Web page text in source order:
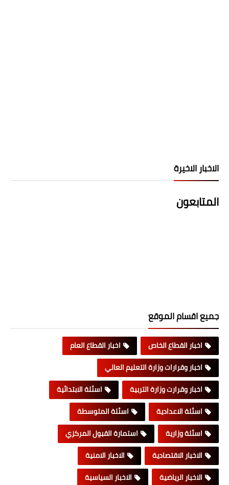
الاخبار الاخيرة
المتابعون
جميع اقسام الموقع
اخبار القطاع الخاص
اخبار القطاع العام
اخبار وقرارات وزارة التعليم العالي
اخبار وقرارت وزارة التربية
اسئلة الابتدائية
اسئلة الاعدادية
اسئلة المتوسطة
اسئلة وزارية
استمارة القبول المركزي
الاخبار الاقتصادية
الاخبار الامنية
الاخبار الرياضية
الاخبار السياسية